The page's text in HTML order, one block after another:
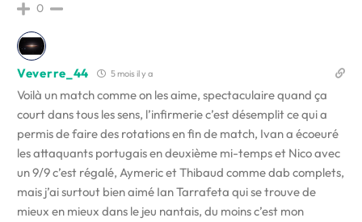
0
Veverre_44 5 mois il y a
Voilà un match comme on les aime, spectaculaire quand ça
court dans tous les sens, l’infirmerie c’est désemplit ce qui a
permis de faire des rotations en fin de match, Ivan a écoeuré
les attaquants portugais en deuxième mi-temps et Nico avec
un 9/9 c’est régalé, Aymeric et Thibaud comme dab complets,
mais j’ai surtout bien aimé Ian Tarrafeta qui se trouve de
mieux en mieux dans le jeu nantais, du moins c’est mon